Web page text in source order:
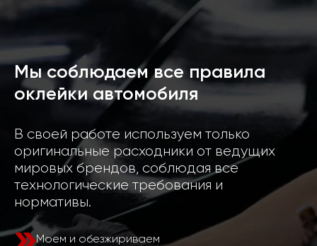
Мы соблюдаем все правила
оклейки автомобиля
В своей работе используем только
оригинальные расходники от ведущих
мировых брендов, соблюдая все
технологические требования и
нормативы.
Моем и обезжириваем